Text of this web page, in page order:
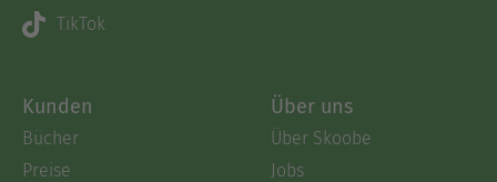
TikTok
Kunden
Bücher
Preise
Über uns
Über Skoobe
Jobs